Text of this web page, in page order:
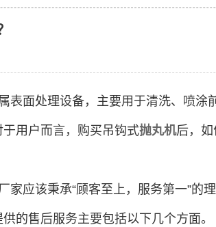
表面处理设备，主要用于清洗、喷涂
用户而言，购买吊钩式抛丸机后，如
家应该秉承“顾客至上，服务第一”的
的售后服务主要包括以下几个方面。